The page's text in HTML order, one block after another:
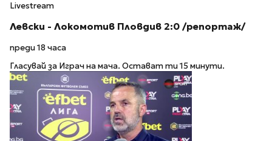
Livestream
Левски - Локомотив Пловдив 2:0 /репортаж/
преди 18 часа
Гласувай за Играч на мача. Остават ти 15 минути.